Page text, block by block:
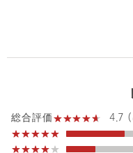
ベト
商品番号 3517-
総合評価
4.7